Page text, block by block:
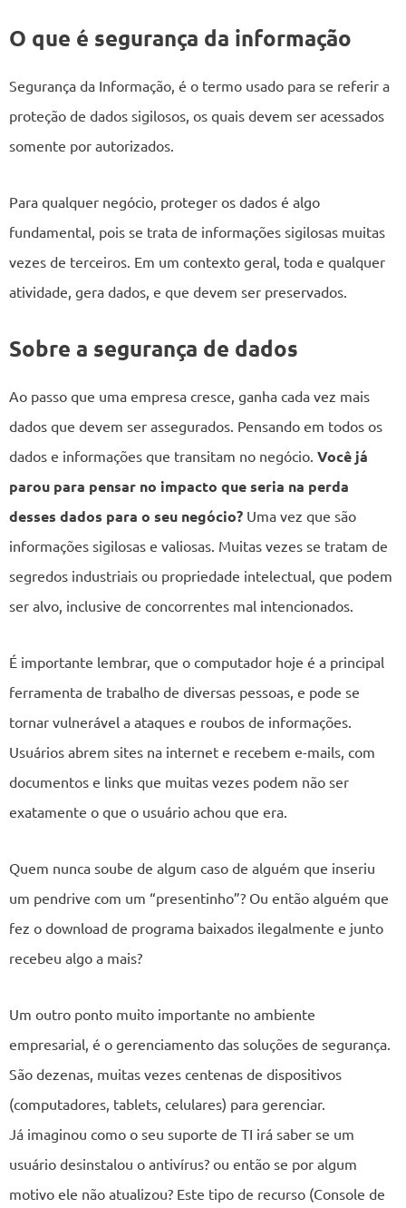
O que é segurança da informação
Segurança da Informação, é o termo usado para se referir a
proteção de dados sigilosos, os quais devem ser acessados
somente por autorizados.
Para qualquer negócio, proteger os dados é algo
fundamental, pois se trata de informações sigilosas muitas
vezes de terceiros. Em um contexto geral, toda e qualquer
atividade, gera dados, e que devem ser preservados.
Sobre a segurança de dados
Ao passo que uma empresa cresce, ganha cada vez mais
dados que devem ser assegurados. Pensando em todos os
dados e informações que transitam no negócio. Você já
parou para pensar no impacto que seria na perda
desses dados para o seu negócio? Uma vez que são
informações sigilosas e valiosas. Muitas vezes se tratam de
segredos industriais ou propriedade intelectual, que podem
ser alvo, inclusive de concorrentes mal intencionados.
É importante lembrar, que o computador hoje é a principal
ferramenta de trabalho de diversas pessoas, e pode se
tornar vulnerável a ataques e roubos de informações.
Usuários abrem sites na internet e recebem e-mails, com
documentos e links que muitas vezes podem não ser
exatamente o que o usuário achou que era.
Quem nunca soube de algum caso de alguém que inseriu
um pendrive com um “presentinho”? Ou então alguém que
fez o download de programa baixados ilegalmente e junto
recebeu algo a mais?
Um outro ponto muito importante no ambiente
empresarial, é o gerenciamento das soluções de segurança.
São dezenas, muitas vezes centenas de dispositivos
(computadores, tablets, celulares) para gerenciar.
Já imaginou como o seu suporte de TI irá saber se um
usuário desinstalou o antivírus? ou então se por algum
motivo ele não atualizou? Este tipo de recurso (Console de